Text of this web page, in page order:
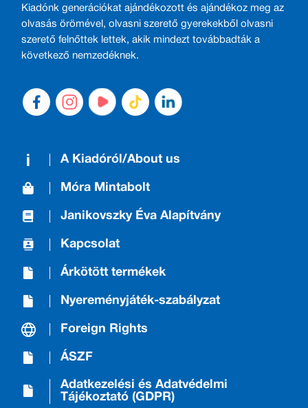
Kiadónk generációkat ajándékozott és ajándékoz meg az
olvasás örömével, olvasni szerető gyerekekből olvasni
szerető felnőttek lettek, akik mindezt továbbadták a
következő nemzedéknek.
A Kiadóról/About us
Móra Mintabolt
Janikovszky Éva Alapítvány
Kapcsolat
Árkötött termékek
Nyereményjáték-szabályzat
Foreign Rights
ÁSZF
Adatkezelési és Adatvédelmi
Tájékoztató (GDPR)